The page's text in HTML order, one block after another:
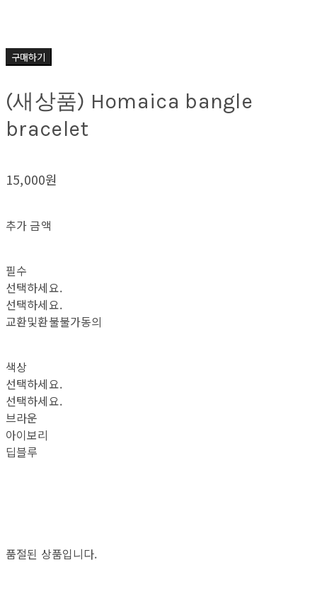
구매하기
(새상품) Homaica bangle
bracelet
15,000원
추가 금액
필수
선택하세요.
선택하세요.
교환및환불불가동의
색상
선택하세요.
선택하세요.
브라운
아이보리
딥블루
품절된 상품입니다.